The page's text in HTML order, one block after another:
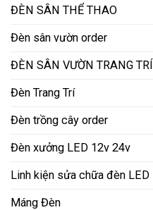
ĐÈN SÂN THỂ THAO
Đèn sân vườn order
ĐÈN SÂN VƯỜN TRANG TRÍ
Đèn Trang Trí
Đèn trồng cây order
Đèn xưởng LED 12v 24v
Linh kiện sửa chữa đèn LED
Máng Đèn